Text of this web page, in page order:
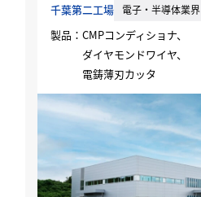
千葉第⼆⼯場 電⼦‧半導体業界
製品：CMPコンディショナ、
ダイヤモンドワイヤ、
電鋳薄刃カッタ